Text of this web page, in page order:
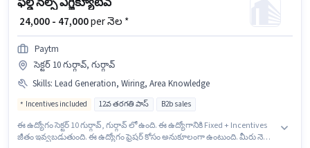
₹ 24,000 - 47,000per నెల *
Paytm
సెక్టర్ 10 గుర్గావ్, గుర్గావ్
Skills: Lead Generation, Wiring, Area Knowledge
Incentives included 12వ తరగతి పాస్ B2b sales
ఈ ఉద్యోగం సెక్టర్ 10 గుర్గావ్, గుర్గావ్ లో ఉంది. ఈ ఉద్యోగానికి Fixed + Incentives
జీతం ఇవ్వబడుతుంది. ఈ ఉద్యోగం ఫ్రెషర్ కోసం అనుకూలంగా ఉంటుంది. మీరు నెలకు